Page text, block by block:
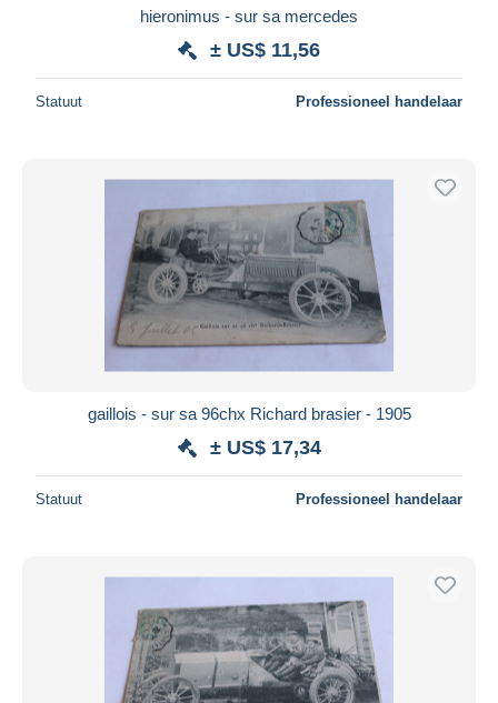
hieronimus - sur sa mercedes
± US$ 11,56
Statuut Professioneel handelaar
gaillois - sur sa 96chx Richard brasier - 1905
± US$ 17,34
Statuut Professioneel handelaar